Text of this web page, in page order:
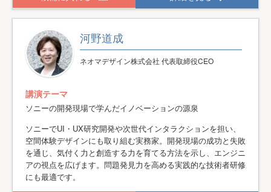
河野道成
ネオマデザイン株式会社 代表取締役CEO
講演テーマ
ソニーの開発現場で学んだイノベーションの源泉
ソニーでUI・UX研究開発や次世代インタラクションを担い、
空間体験デザインにも取り組む実務家。開発現場の成功と失敗
を通じ、気付く力と創造する力を育てる方法を示し、エンジニ
アの視点を広げます。問題発見力を高める実践的な技術者研修
にも最適です。